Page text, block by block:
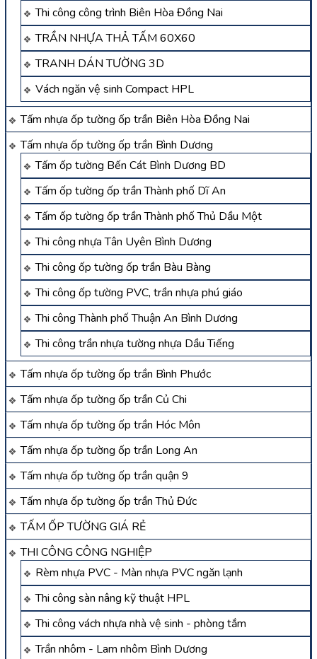
Thi công công trình Biên Hòa Đồng Nai
TRẦN NHỰA THẢ TẤM 60X60
TRANH DÁN TƯỜNG 3D
Vách ngăn vệ sinh Compact HPL
Tấm nhựa ốp tường ốp trần Biên Hòa Đồng Nai
Tấm nhựa ốp tường ốp trần Bình Dương
Tấm ốp tường Bến Cát Bình Dương BD
Tấm ốp tường ốp trần Thành phố Dĩ An
Tấm ốp tường ốp trần Thành phố Thủ Dầu Một
Thi công nhựa Tân Uyên Bình Dương
Thi công ốp tường ốp trần Bàu Bàng
Thi công ốp tường PVC, trần nhựa phú giáo
Thi công Thành phố Thuận An Bình Dương
Thi công trần nhựa tường nhựa Dầu Tiếng
Tấm nhựa ốp tường ốp trần Bình Phước
Tấm nhựa ốp tường ốp trần Củ Chi
Tấm nhựa ốp tường ốp trần Hóc Môn
Tấm nhựa ốp tường ốp trần Long An
Tấm nhựa ốp tường ốp trần quận 9
Tấm nhựa ốp tường ốp trần Thủ Đức
TẤM ỐP TƯỜNG GIÁ RẺ
THI CÔNG CÔNG NGHIỆP
Rèm nhựa PVC - Màn nhựa PVC ngăn lạnh
Thi công sàn nâng kỹ thuật HPL
Thi công vách nhựa nhà vệ sinh - phòng tắm
Trần nhôm - Lam nhôm Bình Dương